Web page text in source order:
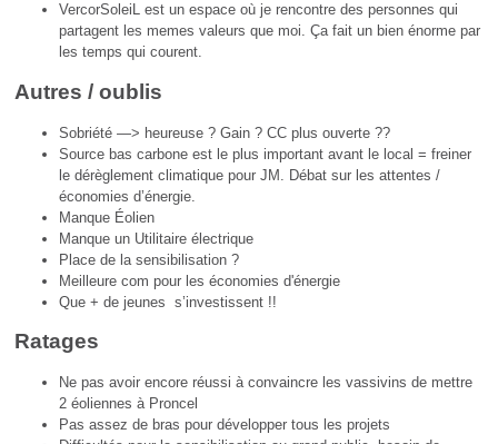
VercorSoleiL est un espace où je rencontre des personnes qui
partagent les memes valeurs que moi. Ça fait un bien énorme par
les temps qui courent.
Autres / oublis
Sobriété —> heureuse ? Gain ? CC plus ouverte ??
Source bas carbone est le plus important avant le local = freiner
le dérèglement climatique pour JM. Débat sur les attentes /
économies d’énergie.
Manque Éolien
Manque un Utilitaire électrique
Place de la sensibilisation ?
Meilleure com pour les économies d'énergie
Que + de jeunes s’investissent !!
Ratages
Ne pas avoir encore réussi à convaincre les vassivins de mettre
2 éoliennes à Proncel
Pas assez de bras pour développer tous les projets